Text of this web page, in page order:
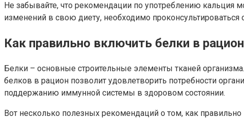
Не забывайте, что рекомендации по употреблению кальция
изменений в свою диету, необходимо проконсультироваться
Как правильно включить белки в рацион
Белки – основные строительные элементы тканей
белков в рацион позволит удовлетворить потребности
поддержанию иммунной системы в здоровом состоянии.
Вот несколько полезных рекомендаций о том, как